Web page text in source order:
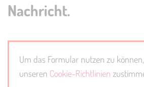
Nachricht.
Um das Formular nutzen zu
unseren Cookie-Richtlinien